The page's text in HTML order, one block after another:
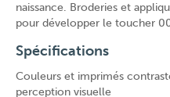
naissance. Broderies et
pour développer le toucher
Spécifications
Couleurs et imprimés
perception visuelle